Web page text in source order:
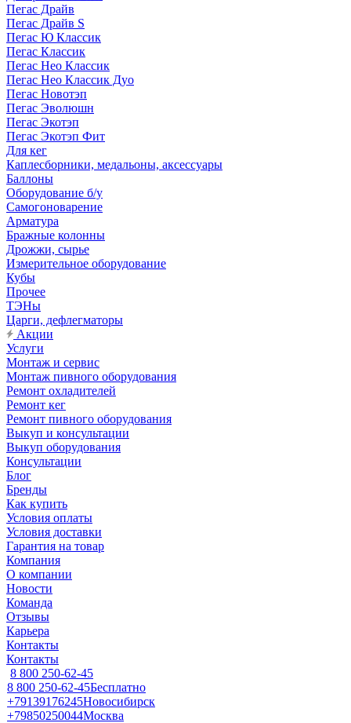
Пегас Драйв
Пегас Драйв S
Пегас Ю Классик
Пегас Классик
Пегас Нео Классик
Пегас Нео Классик Дуо
Пегас Новотэп
Пегас Эволюшн
Пегас Экотэп
Пегас Экотэп Фит
Для кег
Каплесборники, медальоны, аксессуары
Баллоны
Оборудование б/у
Самогоноварение
Арматура
Бражные колонны
Дрожжи, сырье
Измерительное оборудование
Кубы
Прочее
ТЭНы
Царги, дефлегматоры
Акции
Услуги
Монтаж и сервис
Монтаж пивного оборудования
Ремонт охладителей
Ремонт кег
Ремонт пивного оборудования
Выкуп и консультации
Выкуп оборудования
Консультации
Блог
Бренды
Как купить
Условия оплаты
Условия доставки
Гарантия на товар
Компания
О компании
Новости
Команда
Отзывы
Карьера
Контакты
Контакты
8 800 250-62-45
8 800 250-62-45Бесплатно
+79139176245Новосибирск
+79850250044Москва